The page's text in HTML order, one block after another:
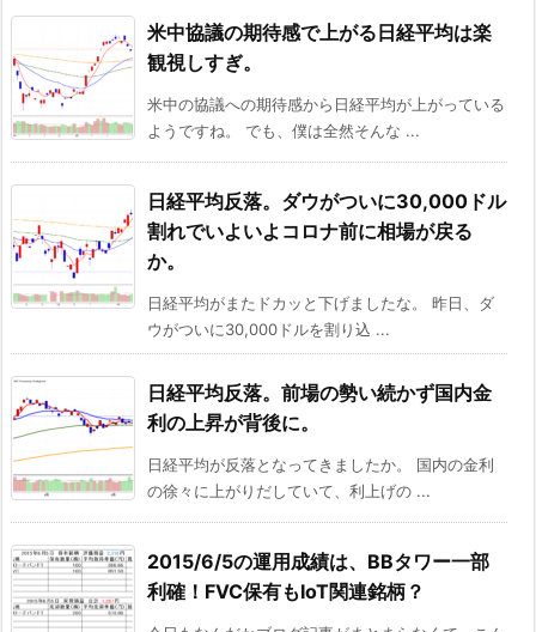
米中協議の期待感で上がる日経平均は楽
観視しすぎ。
米中の協議への期待感から日経平均が上がっている
ようですね。 でも、僕は全然そんな ...
日経平均反落。ダウがついに30,000ドル
割れでいよいよコロナ前に相場が戻る
か。
日経平均がまたドカッと下げましたな。 昨日、ダ
ウがついに30,000ドルを割り込 ...
日経平均反落。前場の勢い続かず国内金
利の上昇が背後に。
日経平均が反落となってきましたか。 国内の金利
の徐々に上がりだしていて、利上げの ...
2015/6/5の運用成績は、BBタワー一部
利確！FVC保有もIoT関連銘柄？